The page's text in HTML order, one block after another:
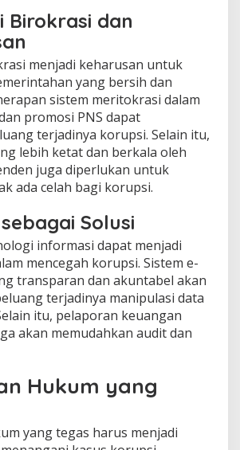
Birokrasi dan
menjadi keharusan untuk
yang bersih dan
sistem meritokrasi dalam
promosi PNS dapat
terjadinya korupsi. Selain itu,
lebih ketat dan berkala oleh
juga diperlukan untuk
ada celah bagi korupsi.
Solusi
informasi dapat menjadi
mencegah korupsi. Sistem e-
transparan dan akuntabel akan
terjadinya manipulasi data
itu, pelaporan keuangan
akan memudahkan audit dan
Hukum yang
yang tegas harus menjadi